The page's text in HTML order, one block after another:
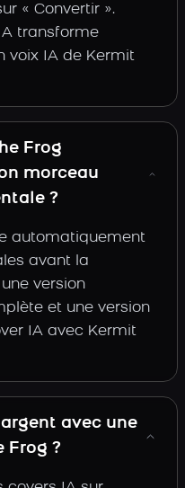
« Convertir ».
transforme
voix IA de Kermit
Frog
morceau
?
automatiquement
avant la
version
et une version
IA avec Kermit
avec une
Frog ?